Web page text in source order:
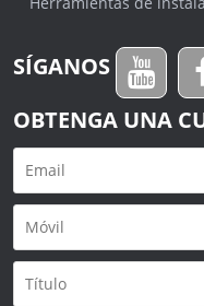
SÍGANOS
OBTENGA UNA